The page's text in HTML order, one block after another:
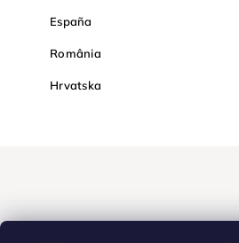
España
România
Hrvatska